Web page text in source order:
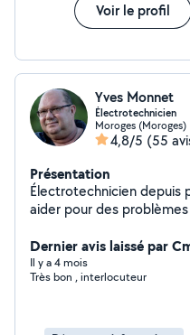
Voir le profil
Yves Monnet
Électrotechnicien
Moroges (Moroges)
4,8/5 (55
Présentation
Électrotechnicien depuis
aider pour des
bientôt Yves
Dernier avis laissé par
Il y a 4 mois
Très bon , interlocuteur